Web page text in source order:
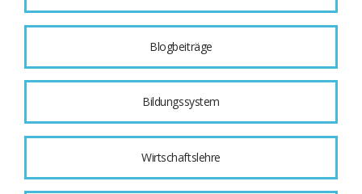
Blogbeiträge
Bildungssystem
Wirtschaftslehre